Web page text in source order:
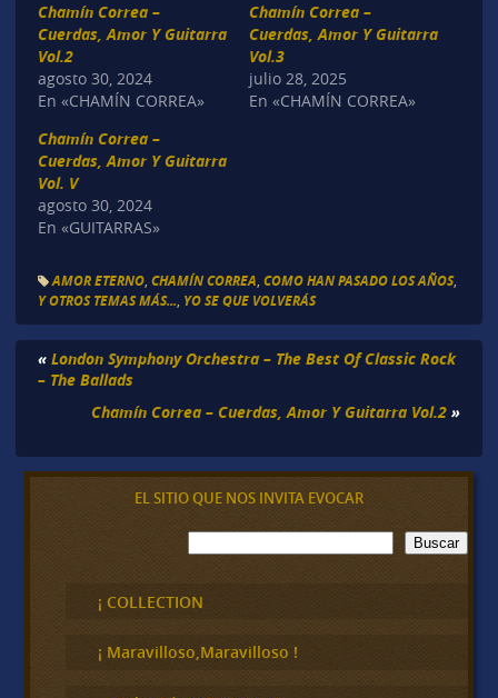
Chamín Correa –
Cuerdas, Amor Y Guitarra
Vol.2
agosto 30, 2024
En «CHAMÍN CORREA»
Chamín Correa –
Cuerdas, Amor Y Guitarra
Vol.3
julio 28, 2025
En «CHAMÍN CORREA»
Chamín Correa –
Cuerdas, Amor Y Guitarra
Vol. V
agosto 30, 2024
En «GUITARRAS»
AMOR ETERNO, CHAMÍN CORREA COMO HAN PASADO LOS AÑOS,
Y OTROS TEMAS MÁS... YO SE QUE VOLVERÁS
« London Symphony Orchestra – The Best Of Classic Rock
– The Ballads
Chamín Correa – Cuerdas, Amor Y Guitarra Vol.2 »
EL SITIO QUE NOS INVITA EVOCAR
B
u
c
a
Buscar
¡ COLLECTION
¡ Maravilloso,Maravilloso !